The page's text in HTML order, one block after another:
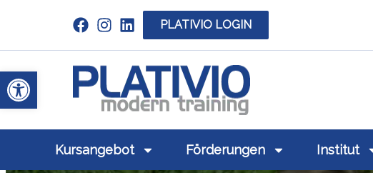
Werkzeugleiste öffnen
Link zu https://www.linkedin.com/company/
PLATIVIO LOGIN
Link zu https://
Kursangebot Förderungen Institut